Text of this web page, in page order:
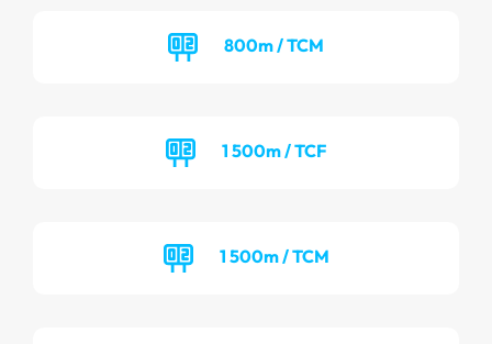
800m / TCM
1 500m / TCF
1 500m / TCM